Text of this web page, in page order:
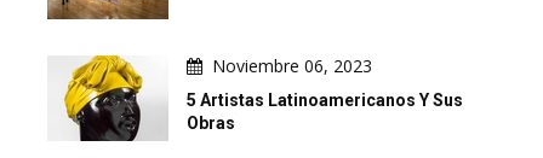
Noviembre 06, 2023
5 Artistas Latinoamericanos Y Sus
Obras